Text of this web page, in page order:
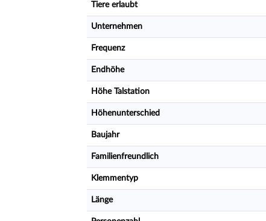
Tiere erlaubt
Unternehmen
Frequenz
Endhöhe
Höhe Talstation
Höhenunterschied
Baujahr
Familienfreundlich
Klemmentyp
Länge